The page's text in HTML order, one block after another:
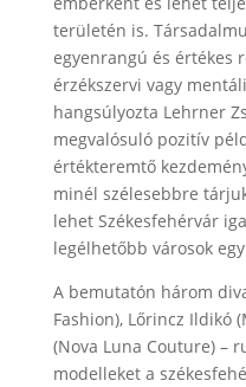
területén is.
egyenrangú és értékes
érzékszervi vagy
hangsúlyozta Lehrner
megvalósuló pozitív
értékteremtő
minél szélesebbre
lehet Székesfehérvár
legélhetőbb városok
A bemutatón három
Fashion), Lőrincz Ildikó
(Nova Luna Couture) –
modelleket a